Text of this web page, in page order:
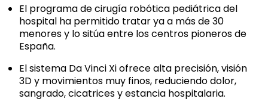
El programa de cirugía robótica pediátrica del
hospital ha permitido tratar ya a más de 30
menores y lo sitúa entre los centros pioneros de
España.
El sistema Da Vinci Xi ofrece alta precisión, visión
3D y movimientos muy finos, reduciendo dolor,
sangrado, cicatrices y estancia hospitalaria.